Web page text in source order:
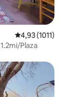
Keskmine
4,93 (1011)
Plaza